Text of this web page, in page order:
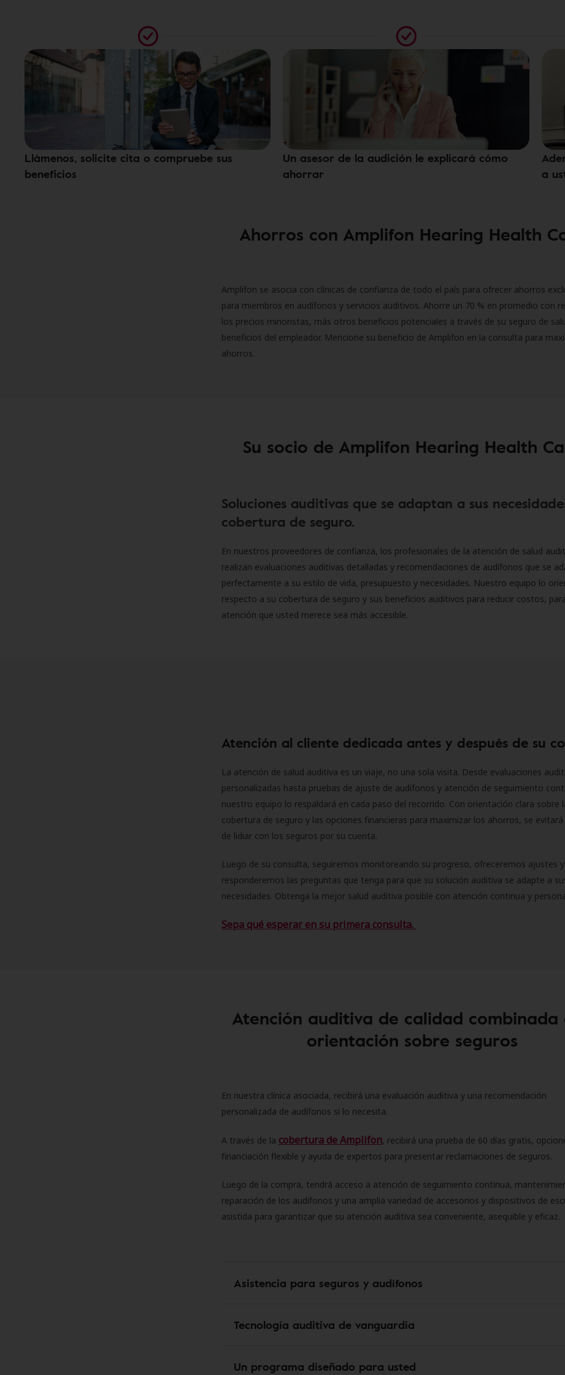
Llámenos, solicite cita o compruebe sus
beneficios
Un asesor de la audición le explicará cómo
ahorrar
a
Ahorros con Amplifon Hearing Health
Amplifon se asocia con clínicas de confianza de todo el país para ofrecer ahorros
para miembros en audífonos y servicios auditivos. Ahorre un 70 % en promedio con
los precios minoristas, más otros beneficios potenciales a través de su seguro de
beneficios del empleador. Mencione su beneficio de Amplifon en la consulta para
ahorros.
Su socio de Amplifon Hearing Health
Soluciones auditivas que se adaptan a sus
cobertura de seguro.
En nuestros proveedores de confianza, los profesionales de la atención de salud
realizan evaluaciones auditivas detalladas y recomendaciones de audífonos que se
perfectamente a su estilo de vida, presupuesto y necesidades. Nuestro equipo lo
respecto a su cobertura de seguro y sus beneficios auditivos para reducir costos,
atención que usted merece sea más accesible.
Atención al cliente dedicada antes y después de su
La atención de salud auditiva es un viaje, no una sola visita. Desde evaluaciones
personalizadas hasta pruebas de ajuste de audífonos y atención de seguimiento
nuestro equipo lo respaldará en cada paso del recorrido. Con orientación clara sobre
cobertura de seguro y las opciones financieras para maximizar los ahorros, se
de lidiar con los seguros por su cuenta.
Luego de su consulta, seguiremos monitoreando su progreso, ofreceremos ajustes y
responderemos las preguntas que tenga para que su solución auditiva se adapte a
necesidades. Obtenga la mejor salud auditiva posible con atención continua y
Sepa qué esperar en su primera consulta.
Atención auditiva de calidad combinada
orientación sobre seguros
En nuestra clínica asociada, recibirá una evaluación auditiva y una recomendación
personalizada de audífonos si lo necesita.
A través de la cobertura de Amplifon, recibirá una prueba de 60 días gratis,
financiación flexible y ayuda de expertos para presentar reclamaciones de seguros.
Luego de la compra, tendrá acceso a atención de seguimiento continua,
reparación de los audífonos y una amplia variedad de accesorios y dispositivos de
asistida para garantizar que su atención auditiva sea conveniente, asequible y eficaz.
Asistencia para seguros y audífonos
Tecnología auditiva de vanguardia
Un programa diseñado para usted